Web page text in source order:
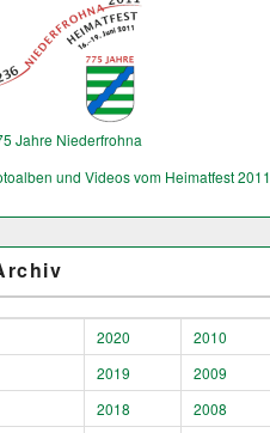
Jahre Niederfrohna
und Videos vom Heimatfest 2011
2020
2010
2019
2009
2018
2008